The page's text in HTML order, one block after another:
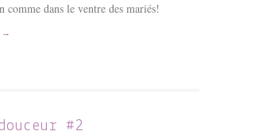
comme dans le ventre des mariés!
→
#2